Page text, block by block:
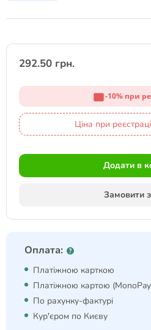
292.50 грн.
-10% при
Ціна при
Додати в
Замовити
Оплата:
Платіжною карткою
Платіжною картою
По рахунку-фактурі
Кур'єром по Києву